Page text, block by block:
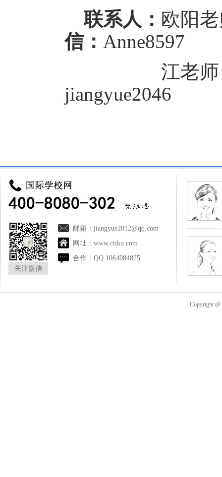
联系人： 欧阳
信： Anne8597
江老
jiangyue2046
关注微信
邮箱： jiangyue2012@qq.com
网址： www.ctiku.com
合作： QQ 1064084825
Copyright